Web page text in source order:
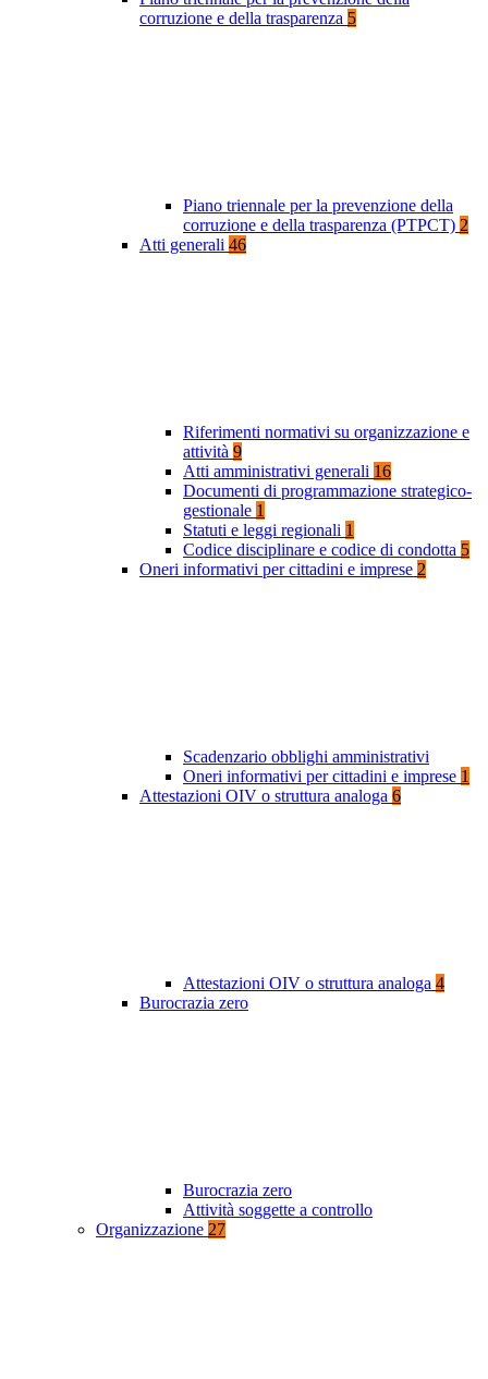
corruzione e della trasparenza 5
Piano triennale per la prevenzione della
corruzione e della trasparenza (PTPCT) 2
Atti generali 46
Riferimenti normativi su organizzazione e
attività 9
Atti amministrativi generali 16
Documenti di programmazione strategico-
gestionale 1
Statuti e leggi regionali 1
Codice disciplinare e codice di condotta 5
Oneri informativi per cittadini e imprese 2
Scadenzario obblighi amministrativi
Oneri informativi per cittadini e imprese 1
Attestazioni OIV o struttura analoga 6
Attestazioni OIV o struttura analoga 4
Burocrazia zero
Burocrazia zero
Attività soggette a controllo
Organizzazione 27